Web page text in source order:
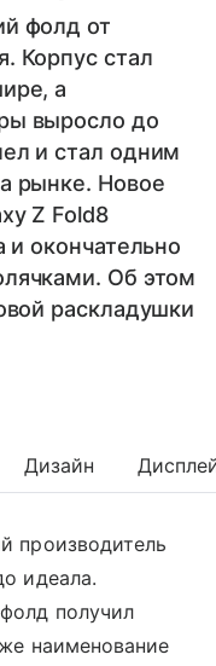
фолд от
Корпус стал
а
выросло до
и стал одним
рынке. Новое
Z Fold8
и окончательно
Об этом
раскладушки
Дизайн
производитель
идеала.
получил
наименование